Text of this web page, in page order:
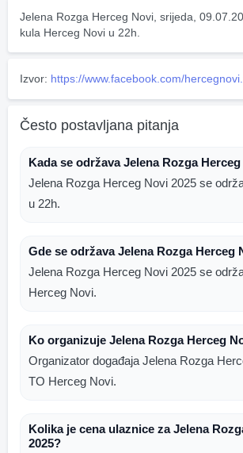
Jelena Rozga Herceg Novi, srijeda,
kula Herceg Novi u 22h.
Izvor: https://www.facebook.com/
Često postavljana pitanja
Kada se održava Jelena Rozga
Jelena Rozga Herceg Novi 2025 se
u 22h.
Gde se održava Jelena Rozga Herceg
Jelena Rozga Herceg Novi 2025 se
Herceg Novi.
Ko organizuje Jelena Rozga Herceg
Organizator događaja Jelena Rozga
TO Herceg Novi.
Kolika je cena ulaznice za Jelena
2025?